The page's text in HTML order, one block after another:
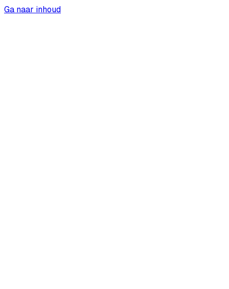
Ga naar inhoud